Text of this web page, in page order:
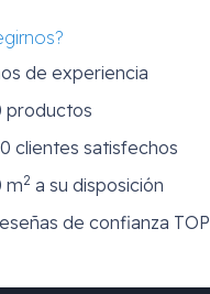
de experiencia
productos
clientes satisfechos
m2 a su disposición
de confianza TOP